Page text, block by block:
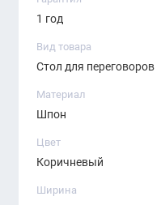
только на
заказа.
1 год
Вид товара
Стол для переговоров
Материал
Шпон
Цвет
Коричневый
Ширина